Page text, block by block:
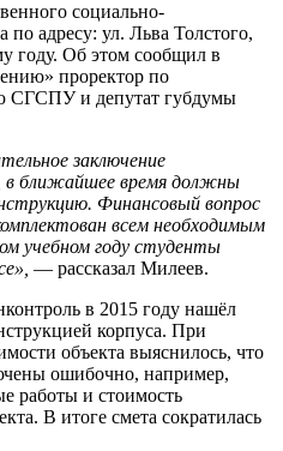
социально-
по адресу: ул. Льва Толстого,
году. Об этом сообщил в
проректор по
СГСПУ и депутат губдумы
заключение
в ближайшее время должны
Финансовый вопрос
всем необходимым
учебном году студенты
— рассказал Милеев.
в 2015 году нашёл
корпуса. При
объекта выяснилось, что
ошибочно, например,
работы и стоимость
В итоге смета сократилась